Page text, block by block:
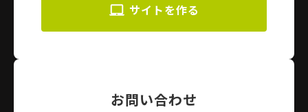
サイトを作る
お問い合わせ